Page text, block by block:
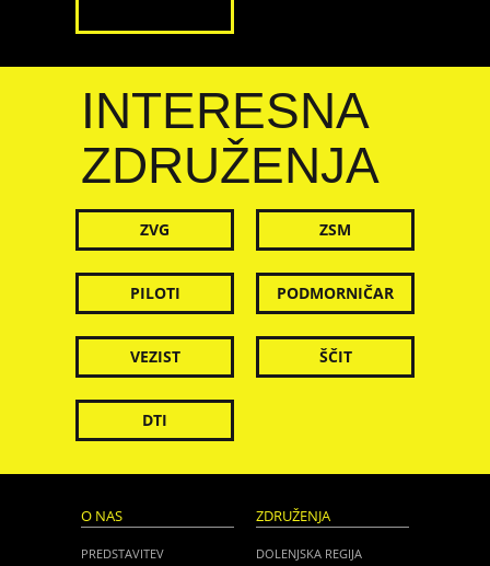
INTERESNA
ZDRUŽENJA
ZVG ZSM
PILOTI PODMORNIČAR
VEZIST ŠČIT
DTI
O NAS
PREDSTAVITEV
ZDRUŽENJA
DOLENJSKA REGIJA